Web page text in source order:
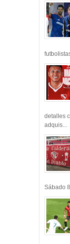
detalles
adquis...
Sábado